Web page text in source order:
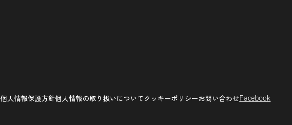
個人情報保護方針個人情報の取り扱いについて クッキーポリシーお問い合わせFacebook